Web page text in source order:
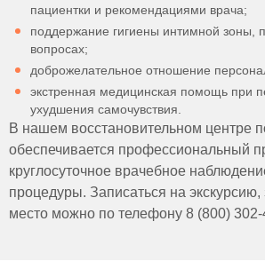
пациентки и рекомендациями врача;
поддержание гигиены интимной зоны,
вопросах;
доброжелательное отношение
экстренная медицинская помощь при
ухудшения самочувствия.
В нашем восстановительном центре
обеспечивается профессиональный
круглосуточное врачебное
процедуры. Записаться на экскурсию,
место можно по телефону 8 (800) 302-